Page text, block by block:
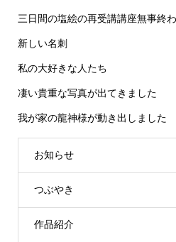
三日間の塩絵の再受講講座無事終
新しい名刺
私の大好きな人たち
凄い貴重な写真が出てきました
我が家の龍神様が動き出しました
お知らせ
つぶやき
作品紹介